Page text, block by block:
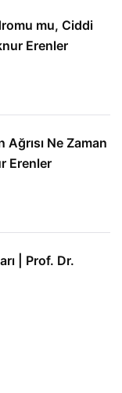
mu, Ciddi
Erenler
Ne Zaman
Erenler
| Prof. Dr.